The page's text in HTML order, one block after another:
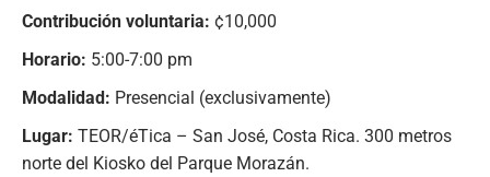
Contribución voluntaria: ¢10,000
Horario: 5:00-7:00 pm
Modalidad: Presencial (exclusivamente)
Lugar: TEOR/éTica – San José, Costa Rica. 300 metros
norte del Kiosko del Parque Morazán.